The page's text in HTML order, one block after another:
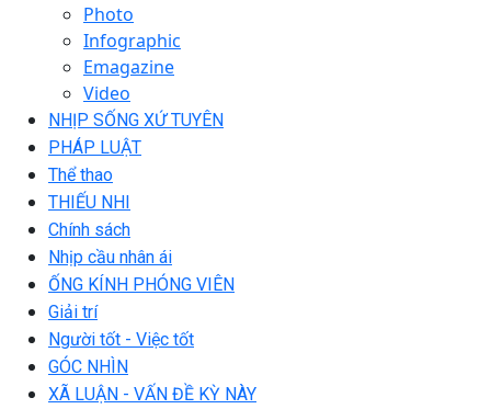
Photo
Infographic
Emagazine
Video
NHỊP SỐNG XỨ TUYÊN
PHÁP LUẬT
Thể thao
THIẾU NHI
Chính sách
Nhịp cầu nhân ái
ỐNG KÍNH PHÓNG VIÊN
Giải trí
Người tốt - Việc tốt
GÓC NHÌN
XÃ LUẬN - VẤN ĐỀ KỲ NÀY